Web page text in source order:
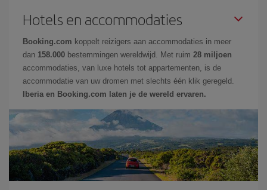
Hotels en accommodaties
Booking.com koppelt reizigers aan accommodaties in meer
dan 158.000 bestemmingen wereldwijd. Met ruim 28 miljoen
accommodaties, van luxe hotels tot appartementen, is de
accommodatie van uw dromen met slechts één klik geregeld.
Iberia en Booking.com laten je de wereld ervaren.